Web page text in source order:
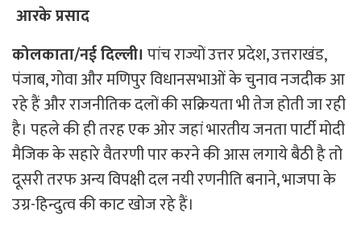
आरके प्रसाद
कोलकाता/नई दिल्ली। पांच राज्यों उत्तर प्रदेश, उत्तराखंड,
पंजाब, गोवा और मणिपुर विधानसभाओं के चुनाव नजदीक आ
रहे हैं और राजनीतिक दलों की सक्रियता भी तेज होती जा रही
है। पहले की ही तरह एक ओर जहां भारतीय जनता पार्टी मोदी
मैजिक के सहारे वैतरणी पार करने की आस लगाये बैठी है तो
दूसरी तरफ अन्य विपक्षी दल नयी रणनीति बनाने, भाजपा के
उग्र-हिन्दुत्व की काट खोज रहे हैं।